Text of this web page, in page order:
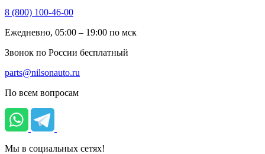
8 (800) 100-46-00
Ежедневно, 05:00 – 19:00 по мск
Звонок по России бесплатный
parts@nilsonauto.ru
По всем вопросам
Мы в социальных сетях!